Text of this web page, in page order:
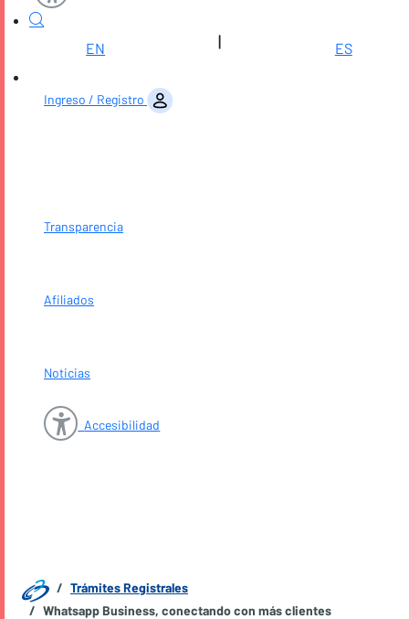
EN |
ES
Ingreso / Registro
Transparencia
Afiliados
Noticias
Accesibilidad
Trámites Registrales
Whatsapp Business, conectando con más clientes